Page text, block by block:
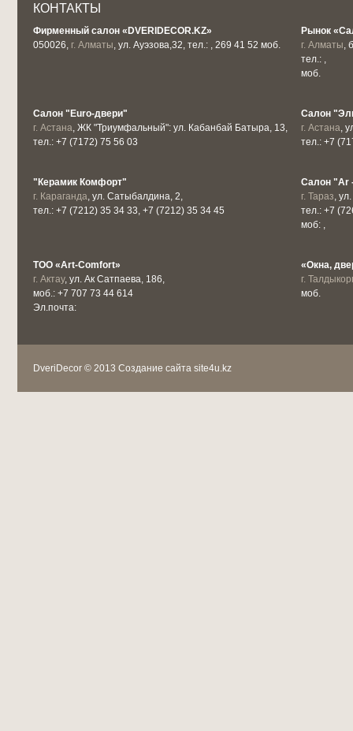
КОНТАКТЫ
Фирменный салон «DVERIDECOR.KZ»
050026, г. Алматы , ул. Ауэзова,32, тел.: , 269 41 52 моб.
Рынок
г. Алматы ,
тел.: ,
моб.
Салон "Euro-двери"
г. Астана , ЖК "Триумфальный": ул. Кабанбай Батыра, 13,
тел.: +7 (7172) 75 56 03
Салон
г. Астана ,
тел.: +7
"Керамик Комфорт"
г. Караганда , ул. Сатыбалдина, 2,
тел.: +7 (7212) 35 34 33, +7 (7212) 35 34 45
Салон "Ar
г. Тараз ,
тел.: +7
моб: ,
ТОО «Аrt-Comfort»
г. Актау, ул. Ак Сатпаева, 186,
моб.: +7 707 73 44 614
Эл.почта:
«Окна,
г.
моб.
DveriDecor © 2013 Создание сайта site4u.kz